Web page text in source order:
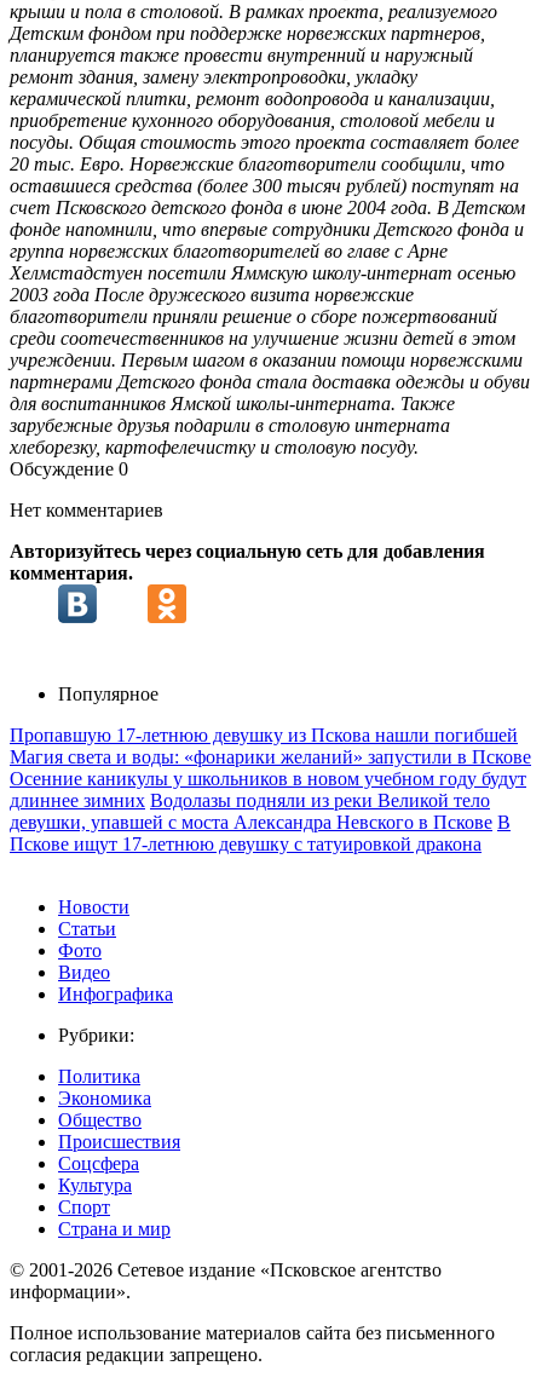
крыши и пола в столовой. В рамках проекта, реализуемого
Детским фондом при поддержке норвежских партнеров,
планируется также провести внутренний и наружный
ремонт здания, замену электропроводки, укладку
керамической плитки, ремонт водопровода и канализации,
приобретение кухонного оборудования, столовой мебели и
посуды. Общая стоимость этого проекта составляет более
20 тыс. Евро. Норвежские благотворители сообщили, что
оставшиеся средства (более 300 тысяч рублей) поступят на
счет Псковского детского фонда в июне 2004 года. В Детском
фонде напомнили, что впервые сотрудники Детского фонда и
группа норвежских благотворителей во главе с Арне
Хелмстадстуен посетили Яммскую школу-интернат осенью
2003 года После дружеского визита норвежские
благотворители приняли решение о сборе пожертвований
среди соотечественников на улучшение жизни детей в этом
учреждении. Первым шагом в оказании помощи норвежскими
партнерами Детского фонда стала доставка одежды и обуви
для воспитанников Ямской школы-интерната. Также
зарубежные друзья подарили в столовую интерната
хлеборезку, картофелечистку и столовую посуду.
Обсуждение 0
Нет комментариев
Авторизуйтесь через социальную сеть для добавления
комментария.
Популярное
Пропавшую 17-летнюю девушку из Пскова нашли погибшей
Магия света и воды: «фонарики желаний» запустили в Пскове
Осенние каникулы у школьников в новом учебном году будут
длиннее зимних Водолазы подняли из реки Великой тело
девушки, упавшей с моста Александра Невского в Пскове В
Пскове ищут 17‑летнюю девушку с татуировкой дракона
Новости
Статьи
Фото
Видео
Инфографика
Рубрики:
Политика
Экономика
Общество
Происшествия
Соцсфера
Культура
Спорт
Страна и мир
© 2001-2026 Сетевое издание «Псковское агентство
информации».
Полное использование материалов сайта без письменного
согласия редакции запрещено.